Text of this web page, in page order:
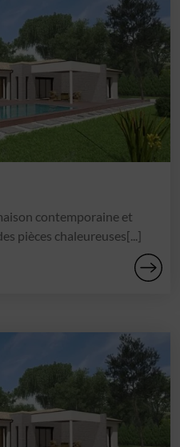
contemporaine et
pièces chaleureuses[...]